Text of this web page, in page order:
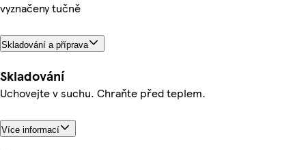
vyznačeny tučně
Skladování a příprava
Skladování
Uchovejte v suchu. Chraňte před teplem.
Více informací